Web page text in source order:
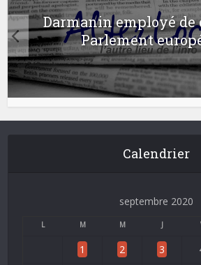
Darmanin employé de
Parlement
Calendrier
septembre 2020
L M M J
1 2 3